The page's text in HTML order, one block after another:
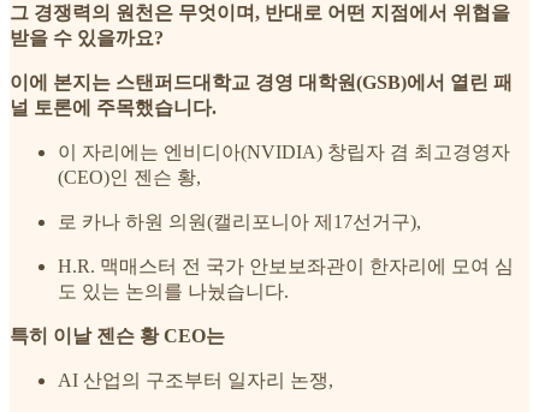
그 경쟁력의 원천은 무엇이며, 반대로 어떤 지점에서 위협을
받을 수 있을까요?
이에 본지는 스탠퍼드대학교 경영 대학원(GSB)에서 열린 패
널 토론에 주목했습니다.
이 자리에는 엔비디아(NVIDIA) 창립자 겸 최고경영자
(CEO)인 젠슨 황,
로 카나 하원 의원(캘리포니아 제17선거구),
H.R. 맥매스터 전 국가 안보보좌관이 한자리에 모여 심
도 있는 논의를 나눴습니다.
특히 이날 젠슨 황 CEO는
AI 산업의 구조부터 일자리 논쟁,